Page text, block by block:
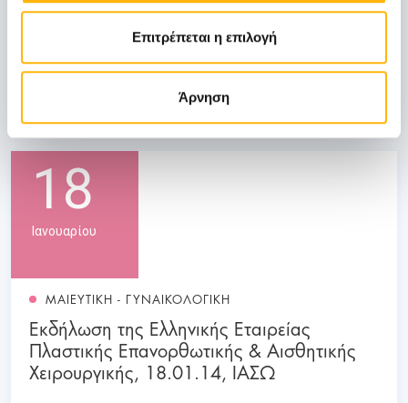
Επιτρέπεται η επιλογή
Άρνηση
1η Επιστημονική Ημερίδα Μαιευτικής-
Γυναικολογίας & Χειρουργικής ΙΑΣΩ &
ΙΑΣΩ Θεσσαλίας, 18.01.14, ΙΑΣΩ
Θεσσαλίας, Λάρισα
18
Ιανουαρίου
ΜΑΙΕΥΤΙΚΗ - ΓΥΝΑΙΚΟΛΟΓΙΚΗ
Εκδήλωση της Ελληνικής Εταιρείας
Πλαστικής Επανορθωτικής & Αισθητικής
Χειρουργικής, 18.01.14, ΙΑΣΩ